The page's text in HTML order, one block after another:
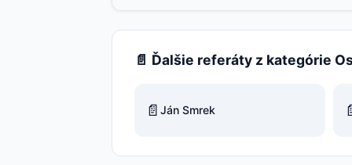
📄 Ďalšie referáty z kategórie
📄 Ján Smrek